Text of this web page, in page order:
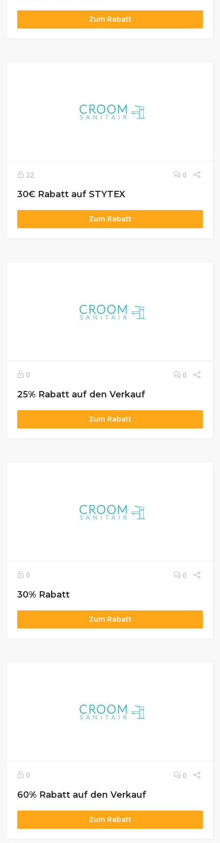
Zum Rabatt
22 0
30€ Rabatt auf STYTEX
Zum Rabatt
0 0
25% Rabatt auf den Verkauf
Zum Rabatt
0 0
30% Rabatt
Zum Rabatt
0 0
60% Rabatt auf den Verkauf
Zum Rabatt